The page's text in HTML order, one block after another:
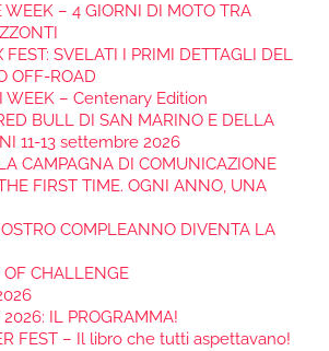
– 4 GIORNI DI MOTO TRA
FEST: SVELATI I PRIMI DETTAGLI DEL
OFF-ROAD
WEEK – Centenary Edition
BULL DI SAN MARINO E DELLA
11-13 settembre 2026
CAMPAGNA DI COMUNICAZIONE
FIRST TIME. OGNI ANNO, UNA
COMPLEANNO DIVENTA LA
CHALLENGE
IL PROGRAMMA!
FEST – Il libro che tutti aspettavano!